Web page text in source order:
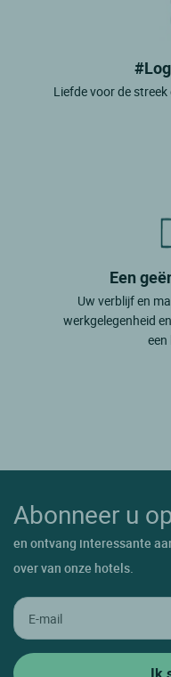
Liefde voor de
Een
Uw verblijf en
werkgelegenheid
een
Abonneer u
en ontvang interessante
over van onze hotels.